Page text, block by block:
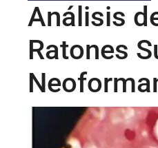
Análisis
Ratones